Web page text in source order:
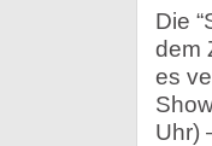
Die
dem
es
Uhr)